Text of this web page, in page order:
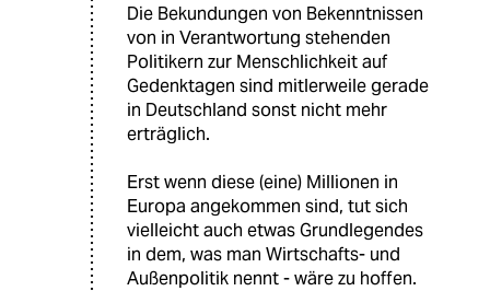
Die Bekundungen von Bekenntnissen
von in Verantwortung stehenden
Politikern zur Menschlichkeit auf
Gedenktagen sind mitlerweile gerade
in Deutschland sonst nicht mehr
erträglich.
Erst wenn diese (eine) Millionen in
Europa angekommen sind, tut sich
vielleicht auch etwas Grundlegendes
in dem, was man Wirtschafts- und
Außenpolitik nennt - wäre zu hoffen.